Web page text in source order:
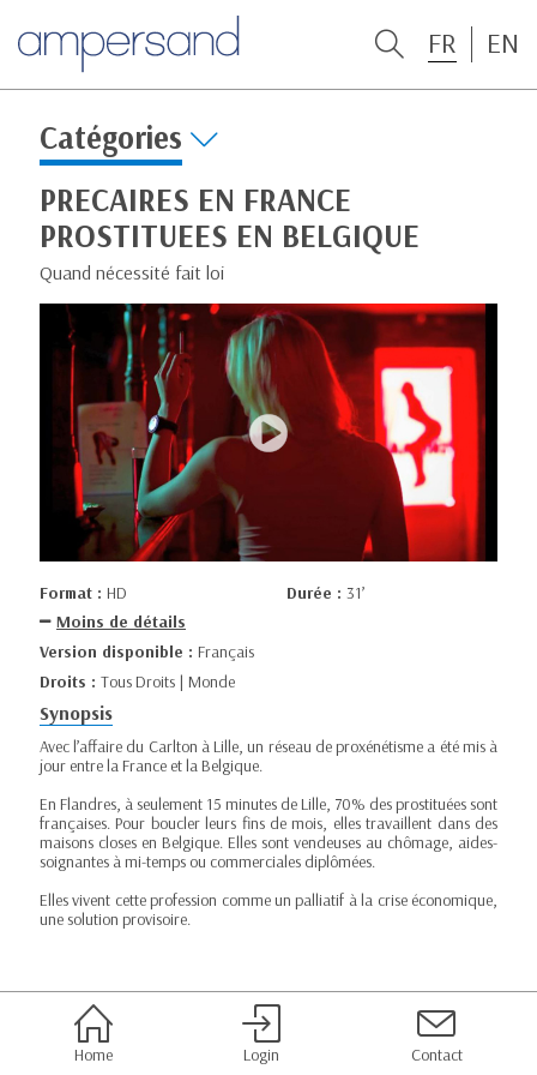
FR EN
Catégories
PRECAIRES EN FRANCE
PROSTITUEES EN BELGIQUE
Quand nécessité fait loi
Format : HD Durée : 31’
Moins de détails
Version disponible : Français
Droits : Tous Droits | Monde
Synopsis
Avec l’affaire du Carlton à Lille, un réseau de proxénétisme a été mis à
jour entre la France et la Belgique.
En Flandres, à seulement 15 minutes de Lille, 70% des prostituées sont
françaises. Pour boucler leurs fins de mois, elles travaillent dans des
maisons closes en Belgique. Elles sont vendeuses au chômage, aides-
soignantes à mi-temps ou commerciales diplômées.
Elles vivent cette profession comme un palliatif à la crise économique,
une solution provisoire.
Home Login Contact